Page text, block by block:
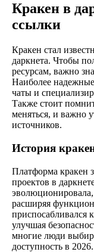
Кракен в
ссылки
Кракен стал
даркнета. Чтобы
ресурсам, важно
Наиболее
чаты и
Также стоит
меняться, и важно
источников.
История
Платформа кракен
проектов в
расширяя
приспосабливался
улучшая
многие люди
доступность в 2026.